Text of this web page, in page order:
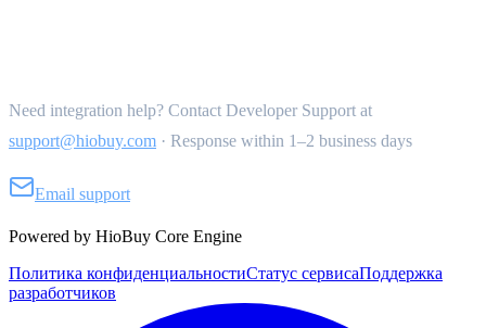
Need integration help? Contact Developer Support at
support@hiobuy.com · Response within 1–2 business days
Email support
Powered by HioBuy Core Engine
Политика конфиденциальностиСтатус сервисаПоддержка
разработчиков